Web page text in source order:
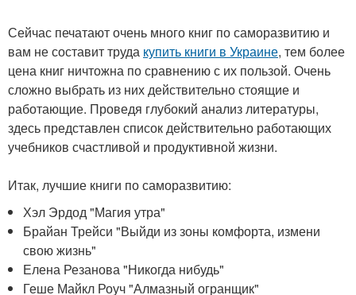
Сейчас печатают очень много книг по саморазвитию и
вам не составит труда купить книги в Украине, тем более
цена книг ничтожна по сравнению с их пользой. Очень
сложно выбрать из них действительно стоящие и
работающие. Проведя глубокий анализ литературы,
здесь представлен список действительно работающих
учебников счастливой и продуктивной жизни.
Итак, лучшие книги по саморазвитию:
Хэл Эрдод "Магия утра"
Брайан Трейси "Выйди из зоны комфорта, измени
свою жизнь"
Елена Резанова "Никогда нибудь"
Геше Майкл Роуч "Алмазный огранщик"